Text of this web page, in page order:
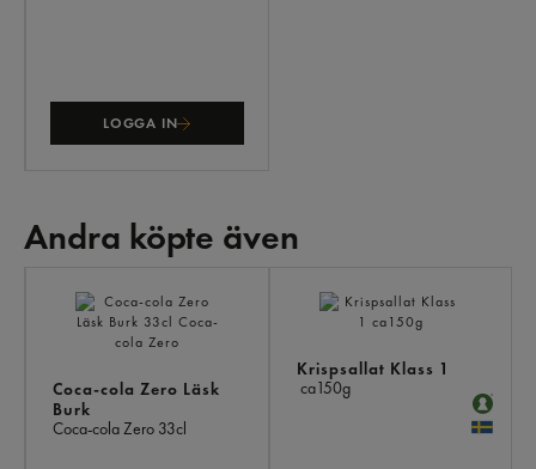
LOGGA IN
Andra köpte även
Coca-cola Zero Läsk
Burk
Coca-cola Zero 33cl
Krispsallat Klass 1
ca150g